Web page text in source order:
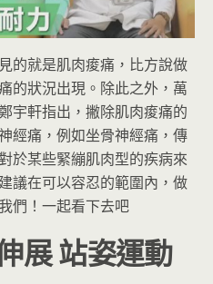
的就是肌肉痠痛，比方說做
的狀況出現。除此之外，萬
宇軒指出，撇除肌肉痠痛的
經痛，例如坐骨神經痛，傳
於某些緊繃肌肉型的疾病來
議在可以容忍的範圍內，做
們！一起看下去吧
展 站姿運動